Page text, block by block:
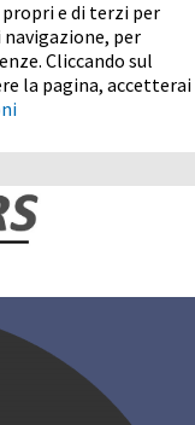
e di terzi per
per
Cliccando sul
la pagina, accetterai